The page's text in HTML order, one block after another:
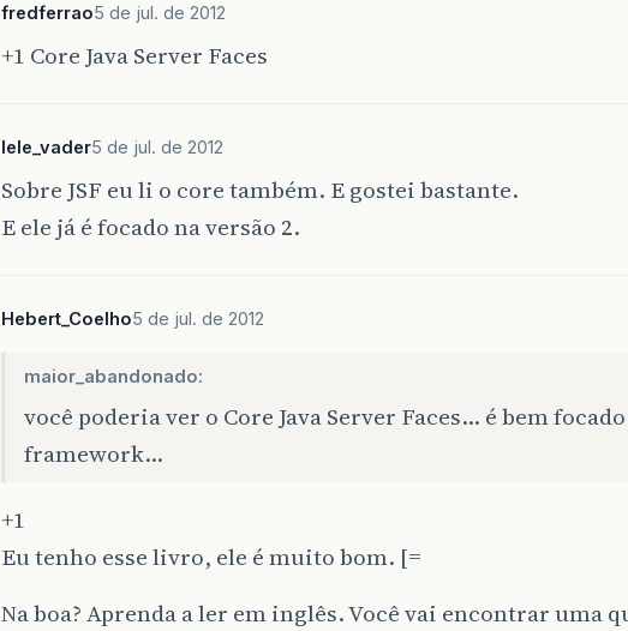
fredferrao5 de jul. de 2012
+1 Core Java Server Faces
lele_vader5 de jul. de 2012
Sobre JSF eu li o core também. E gostei bastante.
E ele já é focado na versão 2.
Hebert_Coelho5 de jul. de 2012
maior_abandonado:
você poderia ver o Core Java Server Faces… é bem
framework…
+1
Eu tenho esse livro, ele é muito bom. [=
Na boa? Aprenda a ler em inglês. Você vai encontrar uma